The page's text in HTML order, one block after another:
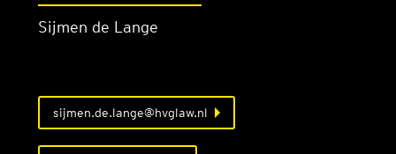
Sijmen de Lange
sijmen.de.lange@hvglaw.nl